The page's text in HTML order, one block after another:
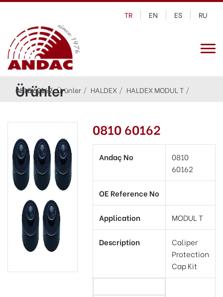
TR EN ES RU
Ürünler
Anasayfa Ürünler HALDEX HALDEX MODUL T
0810 60162
0810 60162
Andaç No
0810
60162
OE Reference No
Application MODUL T
Description
Caliper
Protection
Cap Kit